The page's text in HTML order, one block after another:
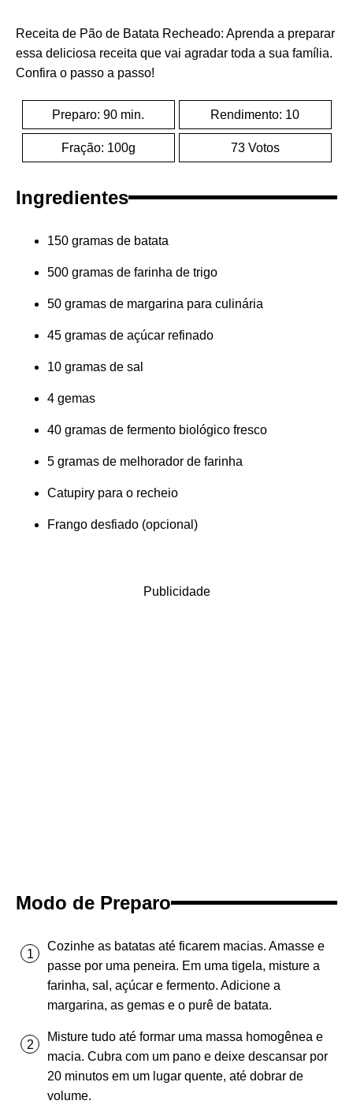
Receita de Pão de Batata Recheado: Aprenda a preparar
essa deliciosa receita que vai agradar toda a sua família.
Confira o passo a passo!
Preparo: 90 min. Rendimento: 10
Fração: 100g 73 Votos
Ingredientes
150 gramas de batata
500 gramas de farinha de trigo
50 gramas de margarina para culinária
45 gramas de açúcar refinado
10 gramas de sal
4 gemas
40 gramas de fermento biológico fresco
5 gramas de melhorador de farinha
Catupiry para o recheio
Frango desfiado (opcional)
Publicidade
Modo de Preparo
Cozinhe as batatas até ficarem macias. Amasse e
passe por uma peneira. Em uma tigela, misture a
farinha, sal, açúcar e fermento. Adicione a
margarina, as gemas e o purê de batata.
Misture tudo até formar uma massa homogênea e
macia. Cubra com um pano e deixe descansar por
20 minutos em um lugar quente, até dobrar de
volume.